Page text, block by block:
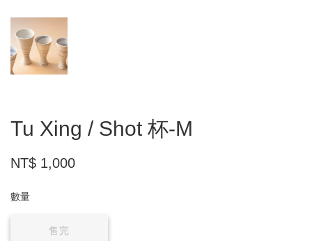
Tu Xing / Shot 杯-M
NT$ 1,000
數量
售完